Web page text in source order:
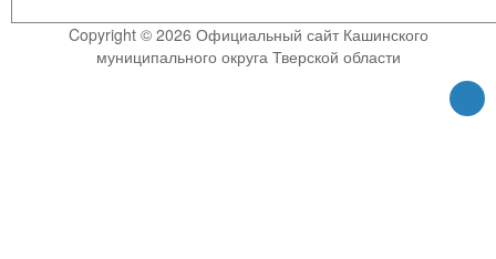
Copyright © 2026 Официальный сайт Кашинского
муниципального округа Тверской области